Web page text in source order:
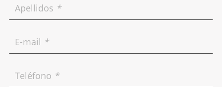
Apellidos *
E-mail *
Teléfono *